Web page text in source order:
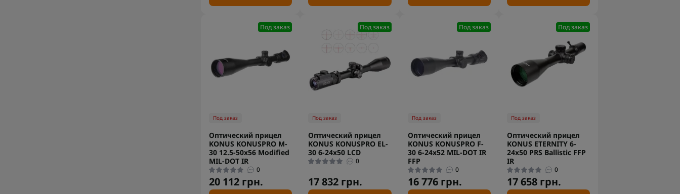
Под заказ
Под заказ
Оптический прицел
KONUS KONUSPRO M-
30 12.5-50x56 Modified
MIL-DOT IR
0
20 112 грн.
Под заказ
Под заказ
Оптический прицел
KONUS KONUSPRO EL-
30 6-24x50 LCD
0
17 832 грн.
Под заказ
Под заказ
Оптический прицел
KONUS KONUSPRO F-
30 6-24x52 MIL-DOT IR
FFP
0
16 776 грн.
Под заказ
Под заказ
Оптический прицел
KONUS ETERNITY 6-
24x50 PRS Ballistic FFP
IR
0
17 658 грн.